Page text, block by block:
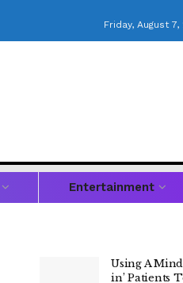
Friday, August 7,
Entertainment
Kontakt do